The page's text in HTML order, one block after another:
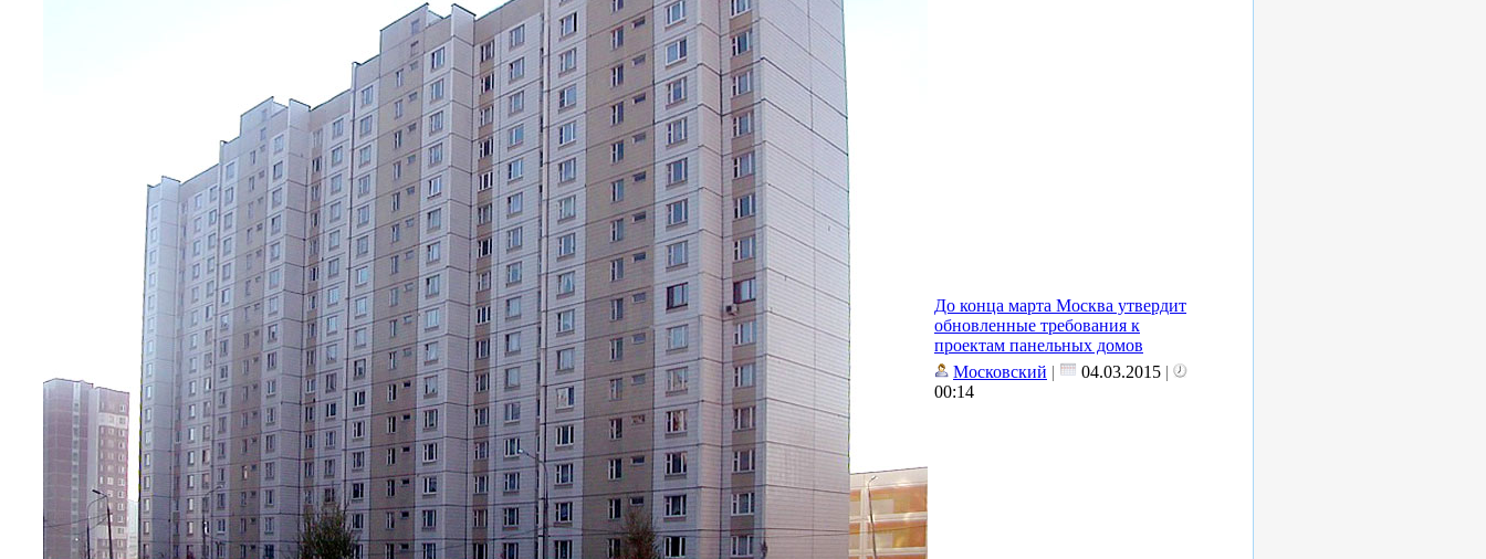
До конца марта Москва утвердит
обновленные требования к
проектам панельных домов
Московский | 04.03.2015 |
00:14